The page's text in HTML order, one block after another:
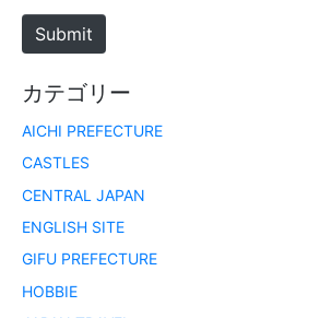
e
Submit
カテゴリー
AICHI PREFECTURE
CASTLES
CENTRAL JAPAN
ENGLISH SITE
GIFU PREFECTURE
HOBBIE